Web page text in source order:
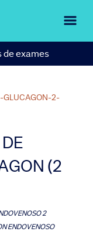
de exames
GLUCAGON-2-
(2
2
ENDOVENOSO